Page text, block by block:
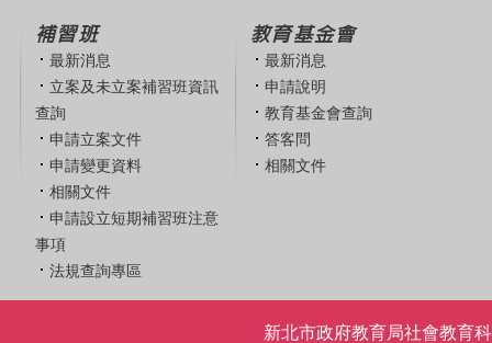
補習班
最新消息
立案及未立案補習班資訊
查詢
申請立案文件
申請變更資料
相關文件
申請設立短期補習班注意
事項
法規查詢專區
教育基金會
最新消息
申請說明
教育基金會查詢
答客問
相關文件
新北市政府教育局社會教育